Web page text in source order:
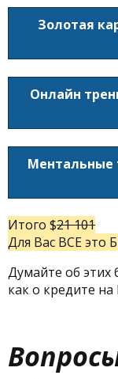
Золотая
Онлайн
Ментальные
Итого $21 101
Для Вас ВСЕ это
Думайте об этих
как о кредите